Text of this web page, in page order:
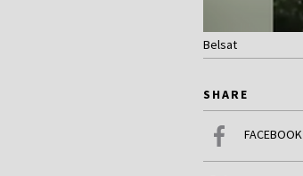
Belsat
SHARE
FACEBOOK